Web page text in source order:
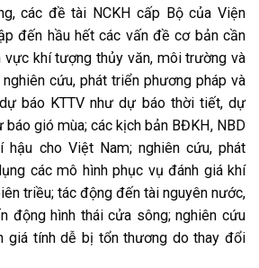
các đề tài NCKH cấp Bộ của Viện
đến hầu hết các vấn đề cơ bản cần
vực khí tượng thủy văn, môi trường và
cứu, phát triển phương pháp và
báo KTTV như dự báo thời tiết, dự
báo gió mùa; các kịch bản BĐKH, NBD
hậu cho Việt Nam; nghiên cứu, phát
các mô hình phục vụ đánh giá khí
triều; tác động đến tài nguyên nước,
động hình thái cửa sông; nghiên cứu
giá tính dễ bị tổn thương do thay đổi